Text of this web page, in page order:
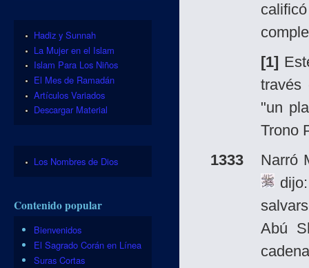
[1]
través
"un
Trono
1333
Narró
Abú
Hadiz y Sunnah
La Mujer en el Islam
Islam Para Los Niños
El Mes de Ramadán
Artículos Variados
Descargar Material
Los Nombres de Dios
Contenido popular
Bienvenidos
El Sagrado Corán en Línea
Suras Cortas